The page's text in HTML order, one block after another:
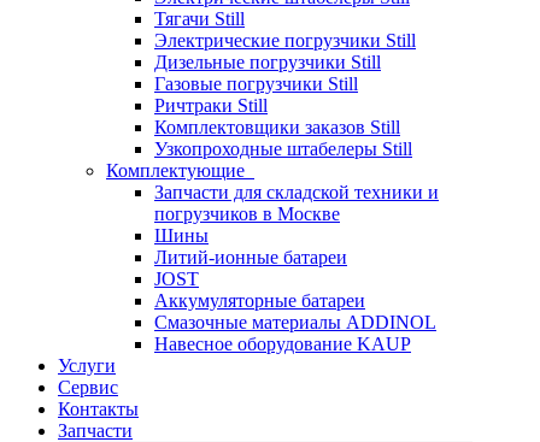
Тягачи Still
Электрические погрузчики Still
Дизельные погрузчики Still
Газовые погрузчики Still
Ричтраки Still
Комплектовщики заказов Still
Узкопроходные штабелеры Still
Комплектующие
Запчасти для складской техники и
погрузчиков в Москве
Шины
Литий-ионные батареи
JOST
Аккумуляторные батареи
Смазочные материалы ADDINOL
Навесное оборудование KAUP
Услуги
Сервис
Контакты
Запчасти